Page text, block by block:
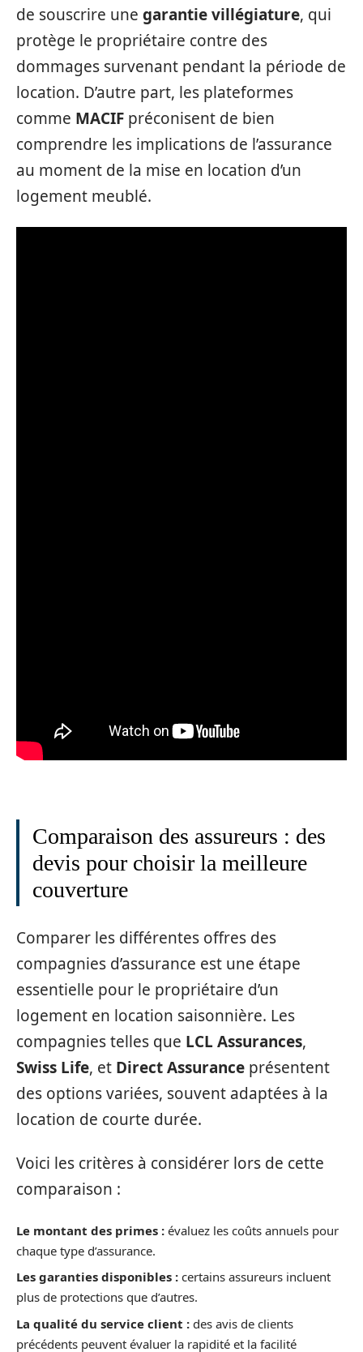
de souscrire une garantie villégiature, qui
protège le propriétaire contre des
dommages survenant pendant la période de
location. D’autre part, les plateformes
comme MACIF préconisent de bien
comprendre les implications de l’assurance
au moment de la mise en location d’un
logement meublé.
Comparaison des assureurs : des
devis pour choisir la meilleure
couverture
Comparer les différentes offres des
compagnies d’assurance est une étape
essentielle pour le propriétaire d’un
logement en location saisonnière. Les
compagnies telles que LCL Assurances,
Swiss Life, et Direct Assurance présentent
des options variées, souvent adaptées à la
location de courte durée.
Voici les critères à considérer lors de cette
comparaison :
Le montant des primes : évaluez les coûts annuels pour
chaque type d’assurance.
Les garanties disponibles : certains assureurs incluent
plus de protections que d’autres.
La qualité du service client : des avis de clients
précédents peuvent évaluer la rapidité et la facilité